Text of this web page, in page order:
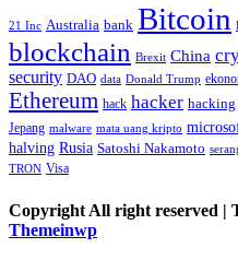
21 Inc Australia bank Bitcoin
blockchain Brexit China
security DAO data Donald Trump
Ethereum hack hacker hacking
Jepang malware mata uang kripto
halving Rusia Satoshi Nakamoto
TRON Visa
Copyright All right reserved |
Themeinwp